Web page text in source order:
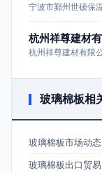
宁波市鄞州世硕保
杭州祥尊建材
杭州祥尊建材有限
玻璃棉板相
玻璃棉板市场动
玻璃棉板出口贸